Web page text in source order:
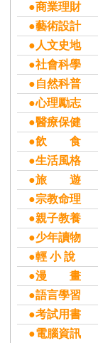
●商業理財
●藝術設計
●人文史地
●社會科學
●自然科普
●心理勵志
●醫療保健
●飲 食
●生活風格
●旅 遊
●宗教命理
●親子教養
●少年讀物
●輕 小 說
●漫 畫
●語言學習
●考試用書
●電腦資訊